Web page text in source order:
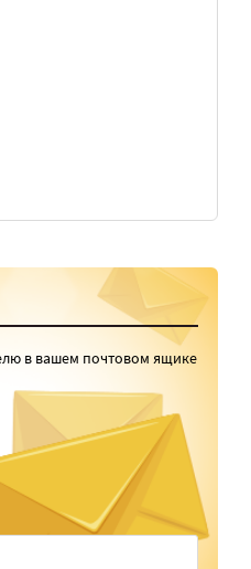
в вашем почтовом ящике